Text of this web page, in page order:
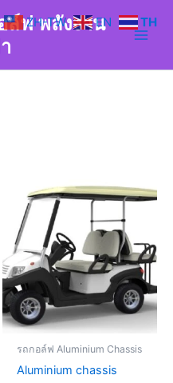
ล์ฟ พลังงาน
รถกอล์ฟ Aluminium Chassis
Aluminium chassis
ZH-TW EN TH